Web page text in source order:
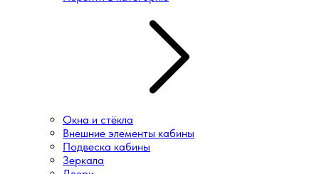
Окна и стёкла
Внешние элементы кабины
Подвеска кабины
Зеркала